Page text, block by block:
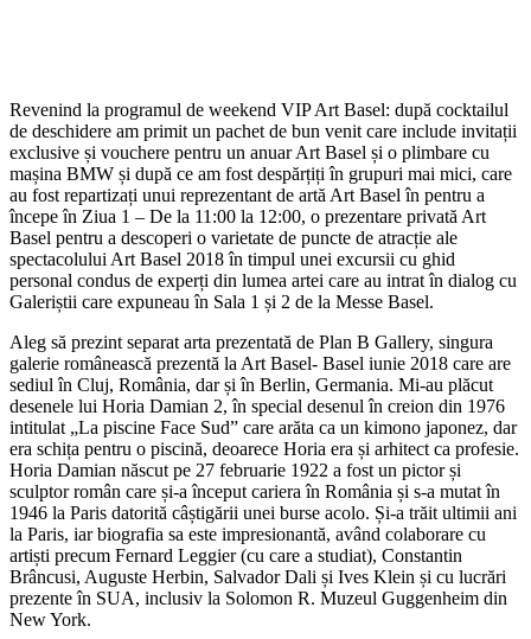
Revenind la programul de weekend VIP Art Basel: după cocktailul
de deschidere am primit un pachet de bun venit care include invitații
exclusive și vouchere pentru un anuar Art Basel și o plimbare cu
mașina BMW și după ce am fost despărțiți în grupuri mai mici, care
au fost repartizați unui reprezentant de artă Art Basel în pentru a
începe în Ziua 1 – De la 11:00 la 12:00, o prezentare privată Art
Basel pentru a descoperi o varietate de puncte de atracție ale
spectacolului Art Basel 2018 în timpul unei excursii cu ghid
personal condus de experți din lumea artei care au intrat în dialog cu
Galeriștii care expuneau în Sala 1 și 2 de la Messe Basel.
Aleg să prezint separat arta prezentată de Plan B Gallery, singura
galerie românească prezentă la Art Basel- Basel iunie 2018 care are
sediul în Cluj, România, dar și în Berlin, Germania. Mi-au plăcut
desenele lui Horia Damian 2, în special desenul în creion din 1976
intitulat „La piscine Face Sud” care arăta ca un kimono japonez, dar
era schița pentru o piscină, deoarece Horia era și arhitect ca profesie.
Horia Damian născut pe 27 februarie 1922 a fost un pictor și
sculptor român care și-a început cariera în România și s-a mutat în
1946 la Paris datorită câștigării unei burse acolo. Și-a trăit ultimii ani
la Paris, iar biografia sa este impresionantă, având colaborare cu
artiști precum Fernard Leggier (cu care a studiat), Constantin
Brâncusi, Auguste Herbin, Salvador Dali și Ives Klein și cu lucrări
prezente în SUA, inclusiv la Solomon R. Muzeul Guggenheim din
New York.